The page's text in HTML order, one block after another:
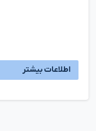
اطلاعات بیشتر